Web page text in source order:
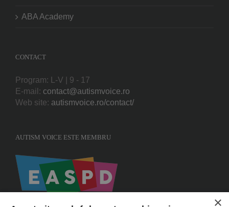
ABA Academy
CONTACT
Program: L-V | 9 - 17
E-mail: contact@autismvoice.ro
Web site: autismvoice.ro/contact/
AUTISM VOICE ESTE MEMBRU
×